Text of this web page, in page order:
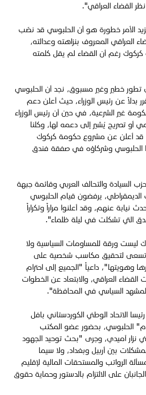
القضاء العراقي".
الأمر خطورة هو أن الحلبوسي قد نصّب
العراقي المعروف بنزاهته وعدالته،
رغم أن القضاء لم يقل كلمته
تطور خطير وغير مسبوق، نجد أن الحلبوسي
بدلاً عن رئيس الوزراء، حيث أعلن دعم
غير الشرعية، في حين أن رئيس الوزراء
أو تصريح يُشير إلى دعمه لها، وكلنا
قد أعلن عن مشروع حكومة كركوك
الحلبوسي وشركاؤه في صفقة فندق
السيادة والتحالف العربي وقائمة جبهة
الديمقراطي، يرفضون قيام الحلبوسي
نيابة عنهم، وقد أعلنوا مراراً وتكراراً
التي تشكلت في ليلة ظلماء".
ليست ورقة للمساومات السياسية ولا
تسعى لتحقيق مكاسب شخصية على
وهويتها"، داعياً "الجميع إلى احترام
القضاء العراقي، والابتعاد عن الخطوات
السياسي في المحافظة".
الاتحاد الوطني الكوردستاني بافل
الحلبوسي، بحضور عضو المكتب
نزار آميدي، وجرى "بحث توحيد الجهود
بين أربيل وبغداد، ولا سيما
الرواتب والمستحقات المالية لإقليم
على الالتزام بالدستور وحماية حقوق